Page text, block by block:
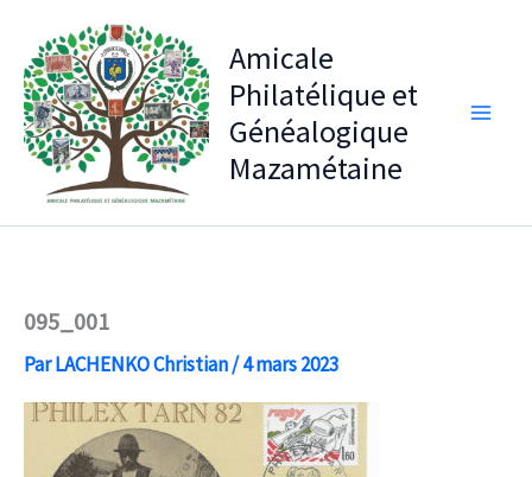
contenu
Amicale
Philatélique et
Généalogique
Mazamétaine
095_001
ParLACHENKO Christian/4 mars 2023